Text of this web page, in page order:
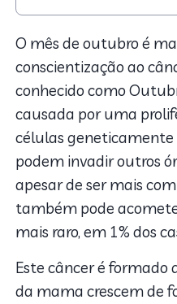
2. Principais sintomas
3. Tipos de câncer de mama
4. Tratamentos para o
5. Como prevenir o câncer
O mês de outubro é
conscientização ao
conhecido como
causada por uma
células
podem invadir outros
apesar de ser mais
também pode
mais raro, em 1% dos
Este câncer é
da mama crescem de